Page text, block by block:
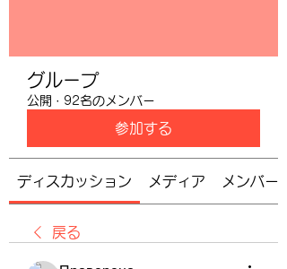
グループ
公開 · 92名のメンバー
参加する
ディスカッション メディア メンバー
戻る